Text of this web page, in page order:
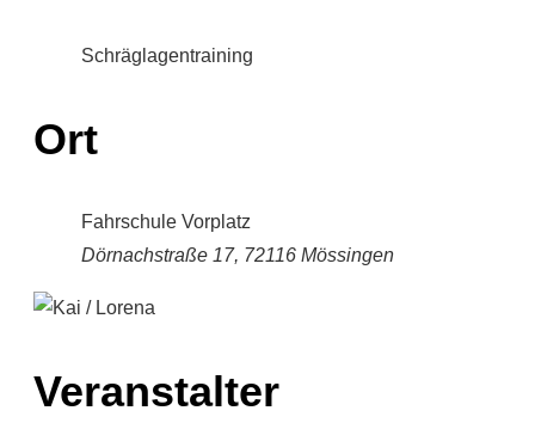
Schräglagentraining
Ort
Fahrschule Vorplatz
Dörnachstraße 17, 72116 Mössingen
Veranstalter